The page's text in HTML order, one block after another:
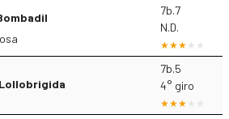
7b.7
N.D.
7b.5
4° giro